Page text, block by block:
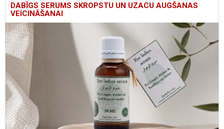
DABĪGS SERUMS SKROPSTU UN UZACU AUGŠANAS
VEICINĀŠANAI